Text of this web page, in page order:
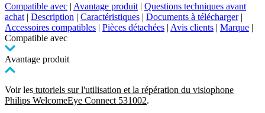
Compatible avec | Avantage produit | Questions techniques avant
achat | Description | Caractéristiques | Documents à télécharger |
Accessoires compatibles | Pièces détachées | Avis clients | Marque |
Compatible avec
Avantage produit
Voir les tutoriels sur l'utilisation et la répération du visiophone
Philips WelcomeEye Connect 531002.